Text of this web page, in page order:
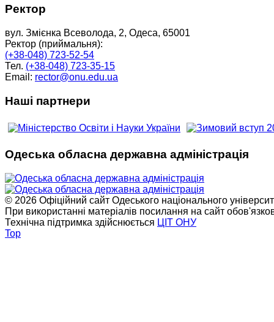
Ректор
вул. Змієнка Всеволода, 2, Одеса, 65001
Ректор (приймальня):
(+38-048) 723-52-54
Тел. (+38-048) 723-35-15
Email: rector@onu.edu.ua
Наші партнери
Одеська обласна державна адміністрація
© 2026 Офіційний сайт Одеського національного
При використанні матеріалів посилання на сайт
Технічна підтримка здійснюється ЦІТ ОНУ
Top